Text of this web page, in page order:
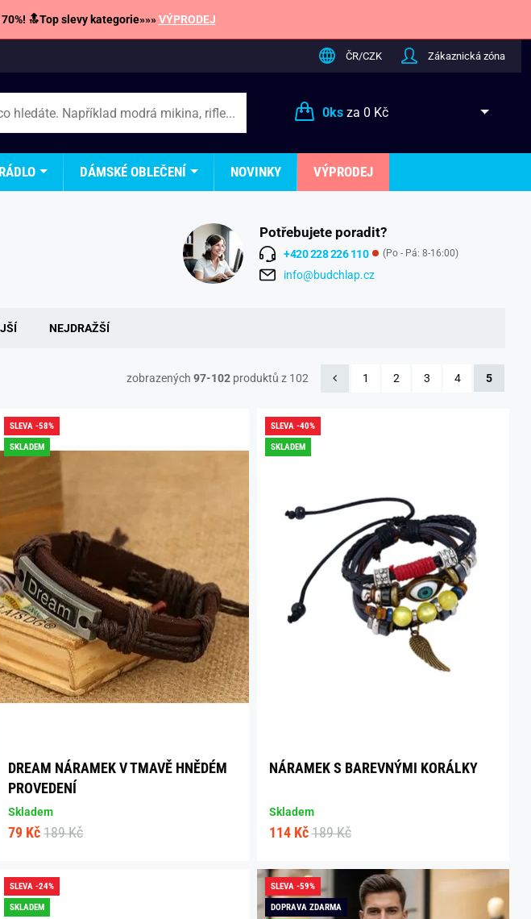
🔝Top slevy kategorie»»»VÝPRODEJ
ČR/CZK Zákaznická zóna
0ksza 0 Kč
DÁMSKÉ OBLEČENÍ NOVINKY VÝPRODEJ
Potřebujete poradit?
+420 228 226 110 (Po - Pá: 8-16:00)
info@budchlap.cz
NEJDRAŽŠÍ
zobrazených 97-102 produktů z 102 1 2 3 4 5
SLEVA -58%
SKLADEM
DREAM NÁRAMEK V TMAVĚ HNĚDÉM
PROVEDENÍ
Skladem
79 Kč 189 Kč
SLEVA -40%
SKLADEM
NÁRAMEK S BAREVNÝMI KORÁLKY
Skladem
114 Kč 189 Kč
SLEVA -24%
SKLADEM
SLEVA -59%
DOPRAVA ZDARMA